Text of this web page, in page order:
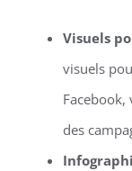
Visuels
visuels
des